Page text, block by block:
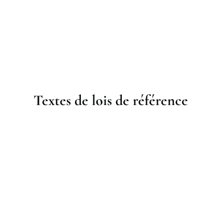
Textes de lois de référence